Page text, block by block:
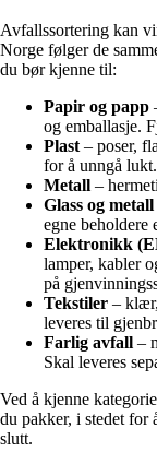
Avfallssortering kan
Norge følger de
du bør kjenne til:
Papir og papp
og emballasje.
Plast– poser,
for å unngå lukt.
Metall –
Glass og metall
egne beholdere
Elektronikk
lamper, kabler
på
Tekstiler –
leveres til
Farlig avfall –
Skal leveres
Ved å kjenne
du pakker, i stedet for
slutt.